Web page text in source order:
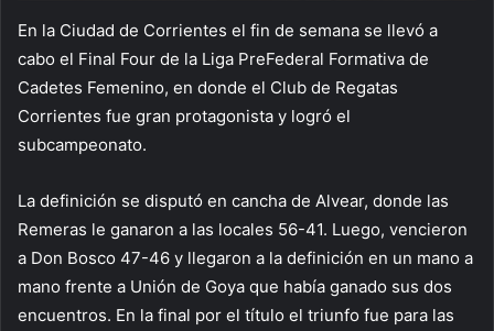
En la Ciudad de Corrientes el fin de semana se llevó a
cabo el Final Four de la Liga PreFederal Formativa de
Cadetes Femenino, en donde el Club de Regatas
Corrientes fue gran protagonista y logró el
subcampeonato.
La definición se disputó en cancha de Alvear, donde las
Remeras le ganaron a las locales 56-41. Luego, vencieron
a Don Bosco 47-46 y llegaron a la definición en un mano a
mano frente a Unión de Goya que había ganado sus dos
encuentros. En la final por el título el triunfo fue para las